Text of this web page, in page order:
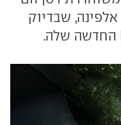
שבדיוק